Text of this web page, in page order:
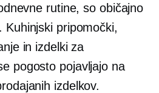
rutine, so običajno
Kuhinjski pripomočki,
in izdelki za
pogosto pojavljajo na
izdelkov.